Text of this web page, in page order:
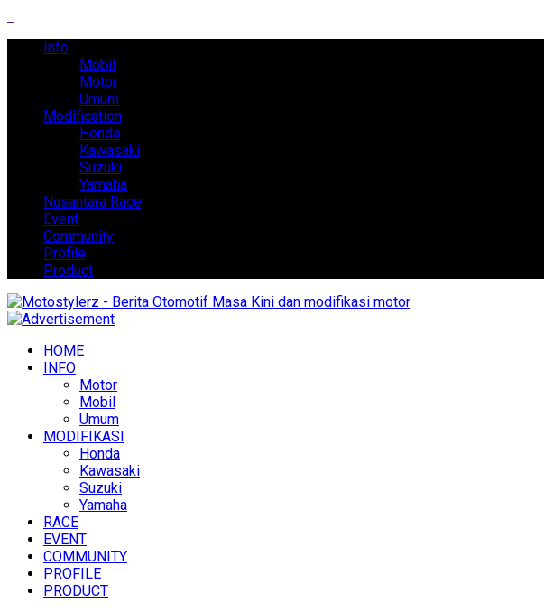
Info
Mobil
Motor
Umum
Modification
Honda
Kawasaki
Suzuki
Yamaha
Nusantara Race
Event
Community
Profile
Product
HOME
INFO
Motor
Mobil
Umum
MODIFIKASI
Honda
Kawasaki
Suzuki
Yamaha
RACE
EVENT
COMMUNITY
PROFILE
PRODUCT